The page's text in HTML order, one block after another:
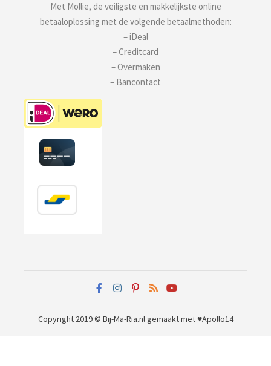
Met Mollie, de veiligste en makkelijkste online
betaaloplossing met de volgende betaalmethoden:
– iDeal
– Creditcard
– Overmaken
– Bancontact
Copyright 2019 © Bij-Ma-Ria.nlgemaakt met ♥Apollo14